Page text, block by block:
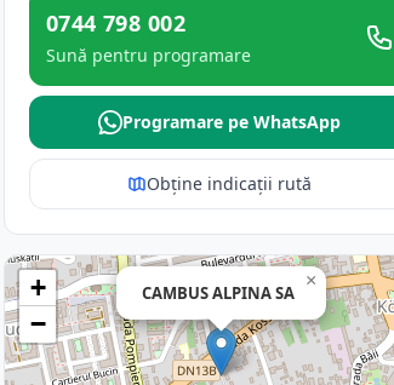
0744 798 002
Sună pentru programare
Programare pe WhatsApp
Obține indicații rută
CAMBUS ALPINA SA
×
+
−